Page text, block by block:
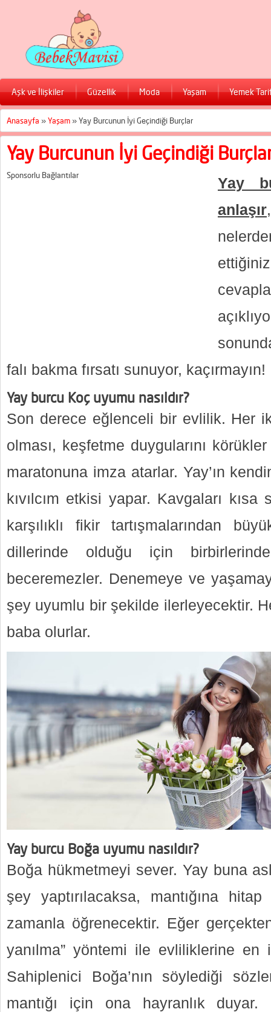
Aşk ve İlişkiler Güzellik Moda Yaşam Yemek
Anasayfa »Yaşam »Yay Burcunun İyi Geçindiği Burçlar
Yay Burcunun İyi Geçindiği
Sponsorlu Bağlantılar
Yay
anlaşır
falı bakma fırsatı sunuyor, kaçırmayın!
Yay burcu Koç uyumu nasıldır?
Son derece eğlenceli bir evlilik. Her
olması, keşfetme duygularını
maratonuna imza atarlar. Yay’ın
kıvılcım etkisi yapar. Kavgaları
karşılıklı fikir tartışmalarından
dillerinde olduğu için
beceremezler. Denemeye ve
şey uyumlu bir şekilde ilerleyecektir.
baba olurlar.
Yay burcu Boğa uyumu nasıldır?
Boğa hükmetmeyi sever. Yay buna
şey yaptırılacaksa, mantığına
zamanla öğrenecektir. Eğer
yanılma” yöntemi ile evliliklerine en
Sahiplenici Boğa’nın söylediği
mantığı için ona hayranlık